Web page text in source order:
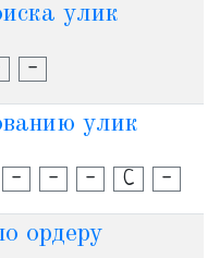
улик
-
улик
- - - С -
ордеру